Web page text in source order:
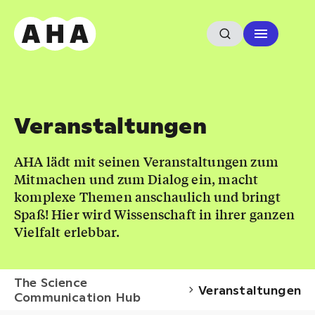
Veranstaltungen
AHA lädt mit seinen Veranstaltungen zum
Mitmachen und zum Dialog ein, macht
komplexe Themen anschaulich und bringt
Spaß! Hier wird Wissenschaft in ihrer ganzen
Vielfalt erlebbar.
The Science
Communication Hub
Veranstaltungen